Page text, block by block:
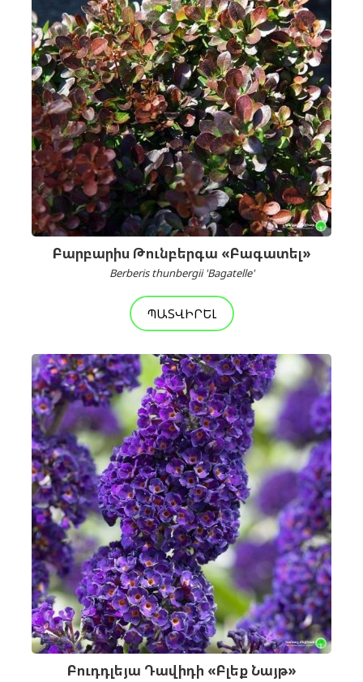
Բարբարիս Թունբերգա «Բագատել»
Berberis thunbergii 'Bagatelle'
ՊԱՏՎԻՐԵԼ
Բուդդլեյա Դավիդի «Բլեք Նայթ»